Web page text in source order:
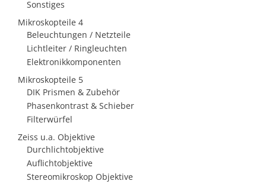
Sonstiges
Mikroskopteile 4
Beleuchtungen / Netzteile
Lichtleiter / Ringleuchten
Elektronikkomponenten
Mikroskopteile 5
DIK Prismen & Zubehör
Phasenkontrast & Schieber
Filterwürfel
Zeiss u.a. Objektive
Durchlichtobjektive
Auflichtobjektive
Stereomikroskop Objektive